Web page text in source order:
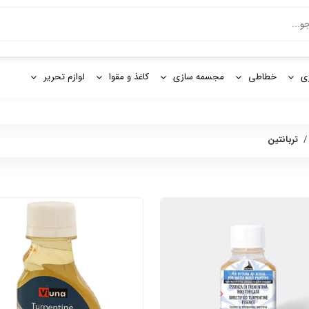
خطاطی مجسمه سازی کاغذ و مقوا لوازم تحریر
/ تربانتین